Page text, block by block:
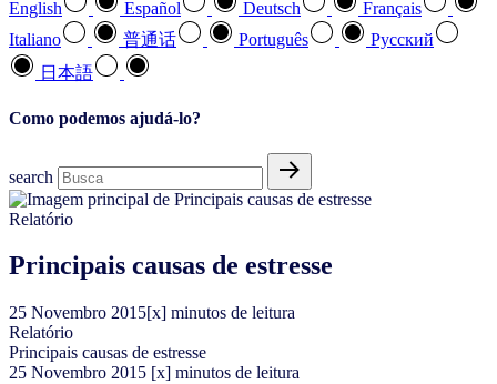
English Español Deutsch
Français
Italiano
普通话 Português
Pусский
日本語
Como podemos ajudá-lo?
search
Relatório
Principais causas de estresse
25 Novembro 2015[x] minutos de leitura
Relatório
Principais causas de estresse
25 Novembro 2015 [x] minutos de leitura